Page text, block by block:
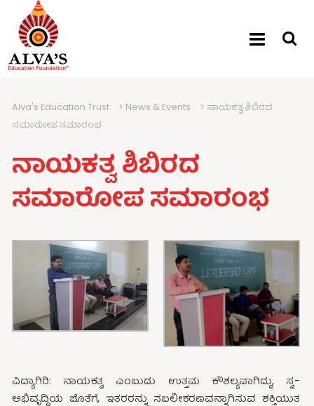
Alva's Education Trust > News & Events > ನಾಯಕತ್ವ ಶಿಬಿರದ
ಸಮಾರೋಪ ಸಮಾರಂಭ
ನಾಯಕತ್ವ ಶಿಬಿರದ
ಸಮಾರೋಪ ಸಮಾರಂಭ
ವಿದ್ಯಾಗಿರಿ: ನಾಯಕತ್ವ ಎಂಬುದು ಉತ್ತಮ ಕೌಶಲ್ಯವಾಗಿದ್ದು, ಸ್ವ-
ಅಭಿವೃದ್ದಿಯ ಜೊತೆಗೆ, ಇತರರನ್ನು ಸಬಲೀಕರಣವನ್ನಾಗಿಸುವ ಶಕ್ತಿಯುತ